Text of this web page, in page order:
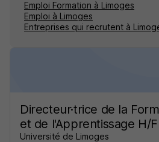
Emploi Formation à Limoges
Emploi à Limoges
Entreprises qui recrutent à
Directeur·trice de la
et de l'Apprentissage H/F
Université de Limoges